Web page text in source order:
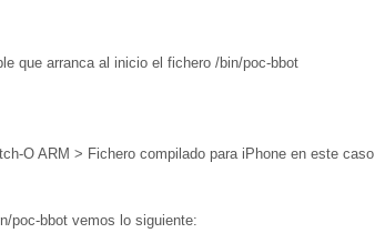
que arranca al inicio el fichero /bin/poc-bbot
O ARM > Fichero compilado para iPhone en este caso
poc-bbot vemos lo siguiente: